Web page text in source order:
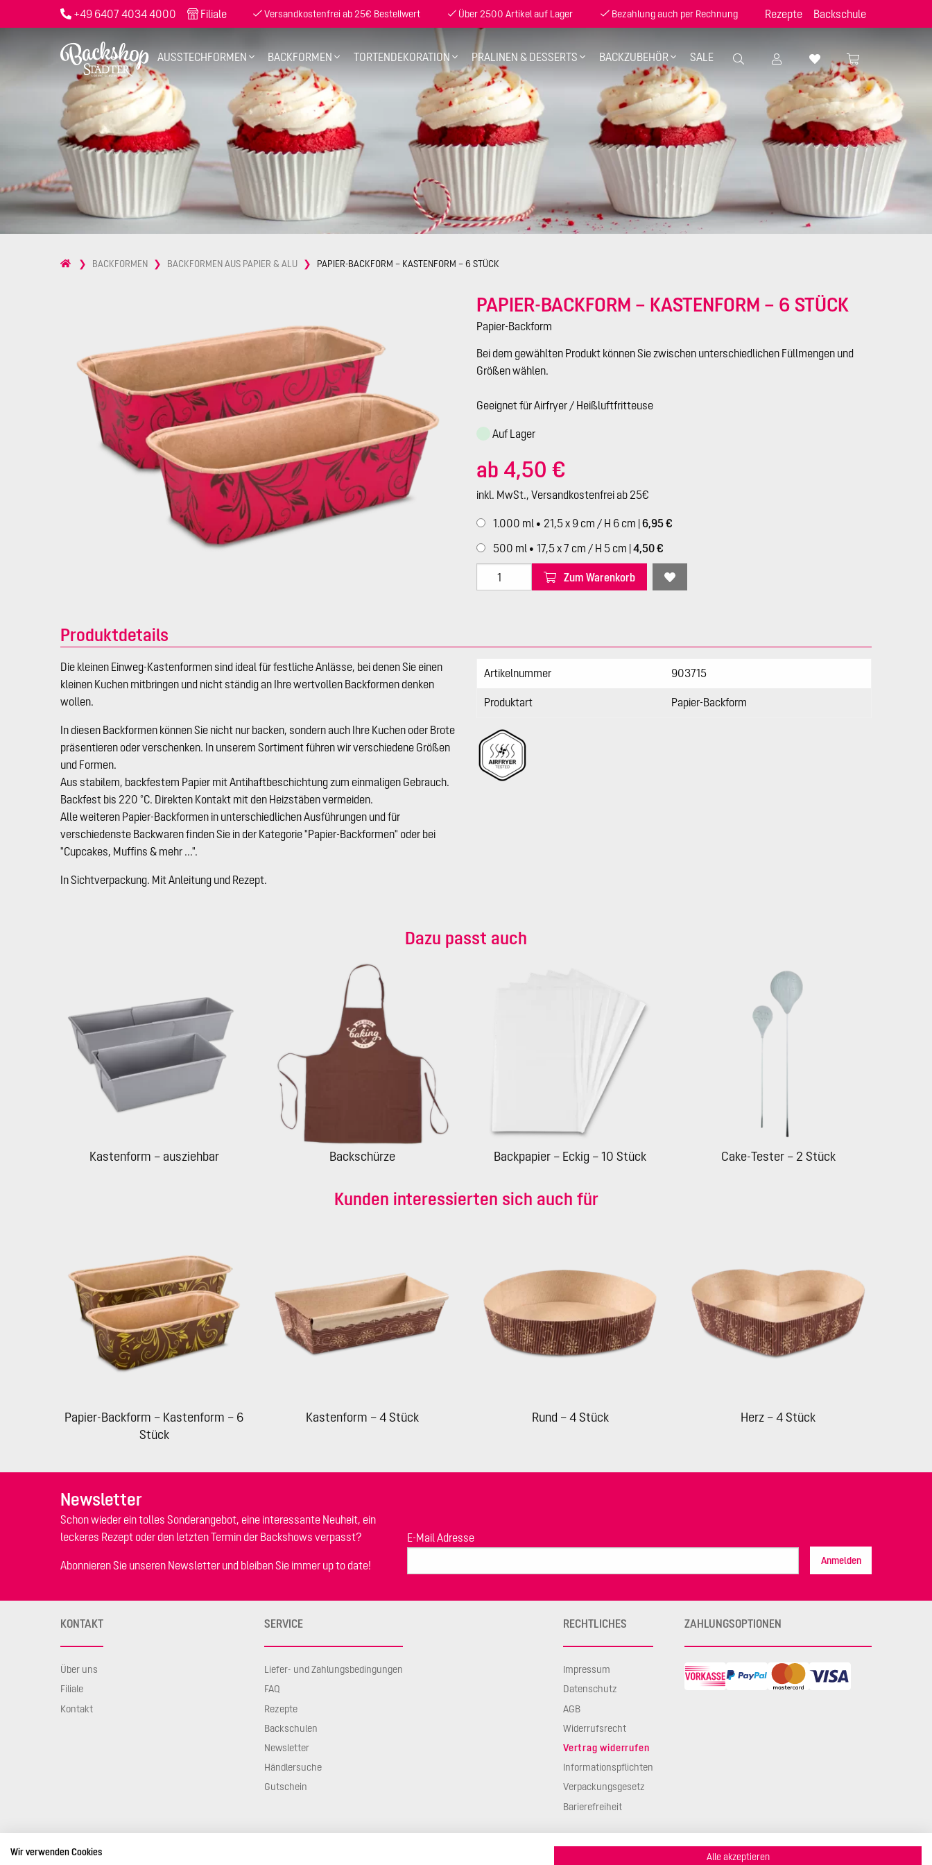
+49 6407 4034 4000 Filiale Versandkostenfrei ab 25€ Bestellwert Über 2500 Artikel auf Lager Bezahlung auch per Rechnung Rezepte Backschule
AUSSTECHFORMEN BACKFORMEN TORTENDEKORATION PRALINEN & DESSERTS BACKZUBEHÖR SALE
BACKFORMEN BACKFORMEN AUS PAPIER & ALU PAPIER-BACKFORM – KASTENFORM – 6 STÜCK
PAPIER-BACKFORM – KASTENFORM – 6 STÜCK
Papier-Backform
Bei dem gewählten Produkt können Sie zwischen unterschiedlichen Füllmengen und
Größen wählen.
Geeignet für Airfryer / Heißluftfritteuse
Auf Lager
ab 4,50 €
inkl. MwSt., Versandkostenfrei ab 25€
1.000 ml ● 21,5 x 9 cm / H 6 cm |6,95 €
500 ml ● 17,5 x 7 cm / H 5 cm |4,50 €
Zum Warenkorb
Produktdetails
Die kleinen Einweg-Kastenformen sind ideal für festliche Anlässe, bei denen Sie einen
kleinen Kuchen mitbringen und nicht ständig an Ihre wertvollen Backformen denken
wollen.
In diesen Backformen können Sie nicht nur backen, sondern auch Ihre Kuchen oder Brote
präsentieren oder verschenken. In unserem Sortiment führen wir verschiedene Größen
und Formen.
Aus stabilem, backfestem Papier mit Antihaftbeschichtung zum einmaligen Gebrauch.
Backfest bis 220 °C. Direkten Kontakt mit den Heizstäben vermeiden.
Alle weiteren Papier-Backformen in unterschiedlichen Ausführungen und für
verschiedenste Backwaren finden Sie in der Kategorie "Papier-Backformen" oder bei
"Cupcakes, Muffins & mehr ...".
In Sichtverpackung. Mit Anleitung und Rezept.
Artikelnummer 903715
Produktart Papier-Backform
Dazu passt auch
Kastenform – ausziehbar Backschürze Backpapier – Eckig – 10 Stück Cake-Tester – 2 Stück
Kunden interessierten sich auch für
Papier-Backform – Kastenform – 6
Stück
Kastenform – 4 Stück Rund – 4 Stück Herz – 4 Stück
Newsletter
Schon wieder ein tolles Sonderangebot, eine interessante Neuheit, ein
leckeres Rezept oder den letzten Termin der Backshows verpasst?
Abonnieren Sie unseren Newsletter und bleiben Sie immer up to date!
E-Mail Adresse
Anmelden
KONTAKT
Über uns
Filiale
Kontakt
SERVICE
Liefer- und Zahlungsbedingungen
FAQ
Rezepte
Backschulen
Newsletter
Händlersuche
Gutschein
RECHTLICHES
Impressum
Datenschutz
AGB
Widerrufsrecht
Vertrag widerrufen
Informationspflichten
Verpackungsgesetz
Barierefreiheit
ZAHLUNGSOPTIONEN
Wir verwenden Cookies Alle akzeptieren